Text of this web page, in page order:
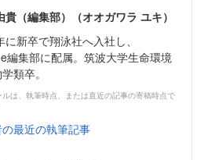
貴（編集部）（オオガワラ ユキ）
新卒で翔泳社へ入社し、
編集部に配属。筑波大学生命環境
類卒。
は、執筆時点、または直近の記事の寄稿時点で
最近の執筆記事